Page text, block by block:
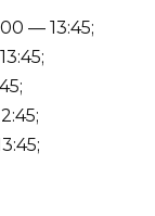
— 13:45;